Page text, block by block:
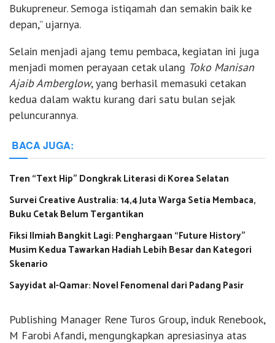
Bukupreneur. Semoga istiqamah dan semakin baik ke
depan,” ujarnya.
Selain menjadi ajang temu pembaca, kegiatan ini juga
menjadi momen perayaan cetak ulang Toko Manisan
Ajaib Amberglow, yang berhasil memasuki cetakan
kedua dalam waktu kurang dari satu bulan sejak
peluncurannya.
BACA JUGA:
Tren “Text Hip” Dongkrak Literasi di Korea Selatan
Survei Creative Australia: 14,4 Juta Warga Setia Membaca,
Buku Cetak Belum Tergantikan
Fiksi Ilmiah Bangkit Lagi: Penghargaan “Future History”
Musim Kedua Tawarkan Hadiah Lebih Besar dan Kategori
Skenario
Sayyidat al-Qamar: Novel Fenomenal dari Padang Pasir
Publishing Manager Rene Turos Group, induk Renebook,
M Farobi Afandi, mengungkapkan apresiasinya atas